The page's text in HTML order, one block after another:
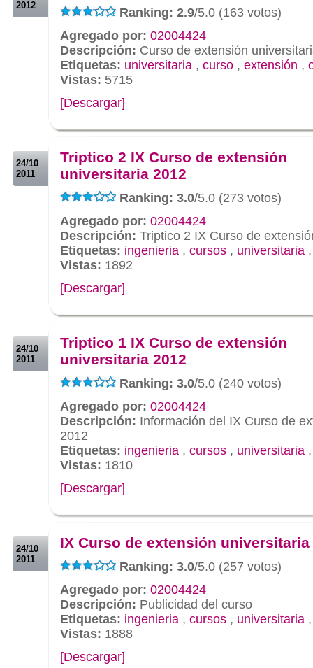
2012
Ranking: 2.9/5.0 (163 votos)
Agregado por: 02004424
Descripción: Curso de extensión
Etiquetas: universitaria , curso , extensión ,
Vistas: 5715
[Descargar]
24/10
2011
Triptico 2 IX Curso de extensión
universitaria 2012
Ranking: 3.0/5.0 (273 votos)
Agregado por: 02004424
Descripción: Triptico 2 IX Curso de
Etiquetas: ingenieria , cursos , universitaria
Vistas: 1892
[Descargar]
24/10
2011
Triptico 1 IX Curso de extensión
universitaria 2012
Ranking: 3.0/5.0 (240 votos)
Agregado por: 02004424
Descripción: Información del IX Curso de
2012
Etiquetas: ingenieria , cursos , universitaria
Vistas: 1810
[Descargar]
24/10
2011
IX Curso de extensión universitaria
Ranking: 3.0/5.0 (257 votos)
Agregado por: 02004424
Descripción: Publicidad del curso
Etiquetas: ingenieria , cursos , universitaria
Vistas: 1888
[Descargar]